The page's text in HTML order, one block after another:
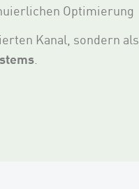
Optimierung
Kanal, sondern als
.